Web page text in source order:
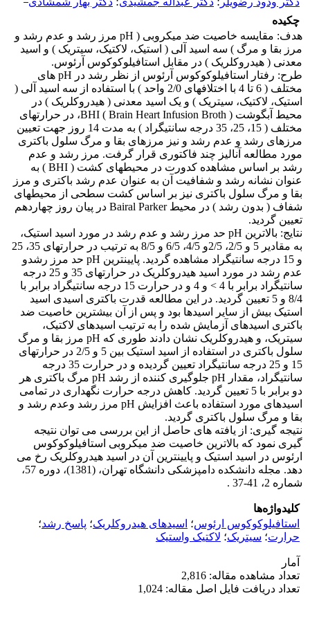
چکیده
هدف: مقایسه خاصیت ضد میکروبی ( pH مرز رشد و عدم رشد و
مرز بقا و مرگ ) سه اسید آلی ( استیک، لاکتیک، سیتریک ) و اسید
معدنی ( هیدروکلریک ) در مقابل استافیلوکوکوس آرئوس.
طرح: رفتار استافیلوکوکوس آرئوس از نظر رشد در pH های
مختلف ( 6 تا 4 با اختلافهای 2/0 واحد ) با استفاده از سه اسید آلی (
استیک، لاکتیک، سیتریک ) و یک اسید معدنی ( هیدروکلریک ) در
محیط آبگوشت BHI ( Brain Heart Infusion Broth )، در حرارتهای
مختلف ( 15، 25، 35 درجه سانتیگراد ) به مدت 14 روز جهت تعیین
مرزهای رشد و عدم رشد و نیز مرزهای بقا و مرگ سلول باکتری
مورد مطالعه آنالیز چند فاکتوری قرار گرفت. مرز رشد و عدم
رشد بر اساس مشاهده کدورت در محیطهای کشت ( BHI ) به
عنوان نشانه رشد و شفافیت آن به عنوان عدم رشد باکتری و مرز
بقا و مرگ سلول باکتری نیز بر اساس کشت سطحی از محیطهای
شفاف ( بدون رشد ) در محیط Bairal Parker در پیان روز چهاردهم
تعیین گردید.
نتایج: بالاترین pH حد مرز رشد و عدم رشد در مورد اسید استیک،
به مقادیر 5 و 2/5، 2/5و 4/5، 6/5 و 8/5 به ترتیب در حرارتهای 35، 25
و 15 درجه سانتیگراد مشاهده گردید. پایینترین pH حد مرز رشدو
عدم رشد در مورد اسید هیدروکلریک در حرارتهای 35 و 25 درجه
سانتیگراد برابر با 4 > و 4 و در حرارت 15 درجه سانتیگراد برابر با
8/4 و 5 تعیین گردید. در این مطالعه قدرت باکتری اسیدی اسید
استیک بیش از سایر اسیدها بود و پس از آن بیشترین خاصیت ضد
باکتری اسیدهای آزمایش شده را به ترتیب اسیدهای لاکتیک،
سیتریک، و هیدروکلریک نشان دادند طوری که pH مرز بقا و مرگ
سلول باکتری در استفاده از اسید استیک بین 5 و 2/5 در حرارتهای
15 و 25 درجه سانتیگراد تعیین گردیده و در حرارت 35 درجه
سانتیگراد، مقدار pH جلوگیری کننده از رشد pH مرگ باکتری هر
دو برابر با 5 تعیین گردید. کاهش درجه حرارت نگهداری در تمامی
اسیدهای مورد استفاده باعث افزایش pH مرز رشد وعدم رشد و
بقا و مرگ سلول باکتری گردید.
نتیجه گیری: از یافته های حاصل از این بررسی می توان نتیجه
گیری نمود که بالاترین خاصیت ضد میکروبی استافیلوکوکوس
ارئوس در اسید استیک و پایینترین آن در اسید هیدروکلریک رخ می
دهد. مجله دانشکده دامپزشکی دانشگاه تهران، (1381)، دوره 57،
شماره 2، 41-37 .
کلیدواژه‌ها
استافیلوکوکوس ارئوس؛ اسیدهای هیدروکلریک؛ پاسخ رشد؛
حرارت؛ سیتریک؛ لاکتیک واستیک
آمار
تعداد مشاهده مقاله: 2,816
تعداد دریافت فایل اصل مقاله: 1,024